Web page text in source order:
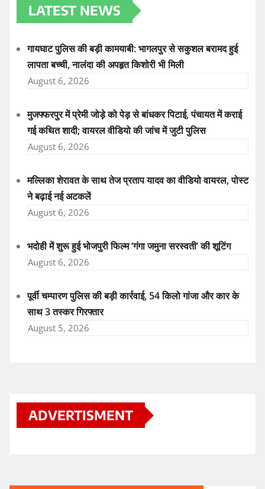
LATEST NEWS
गायघाट पुलिस की बड़ी कामयाबी: भागलपुर से सकुशल बरामद हुई
लापता बच्ची, नालंदा की अपहृत किशोरी भी मिली
August 6, 2026
मुजफ्फरपुर में प्रेमी जोड़े को पेड़ से बांधकर पिटाई, पंचायत में कराई
गई कथित शादी; वायरल वीडियो की जांच में जुटी पुलिस
August 6, 2026
मल्लिका शेरावत के साथ तेज प्रताप यादव का वीडियो वायरल, पोस्ट
ने बढ़ाई नई अटकलें
August 6, 2026
भदोही में शुरू हुई भोजपुरी फिल्म ‘गंगा जमुना सरस्वती’ की शूटिंग
August 6, 2026
पूर्वी चम्पारण पुलिस की बड़ी कार्रवाई, 54 किलो गांजा और कार के
साथ 3 तस्कर गिरफ्तार
August 5, 2026
ADVERTISMENT